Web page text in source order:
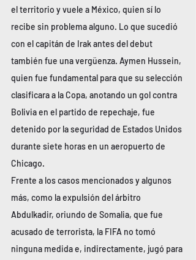
el territorio y vuele a México, quien sí lo
recibe sin problema alguno. Lo que sucedió
con el capitán de Irak antes del debut
también fue una vergüenza. Aymen Hussein,
quien fue fundamental para que su selección
clasificara a la Copa, anotando un gol contra
Bolivia en el partido de repechaje, fue
detenido por la seguridad de Estados Unidos
durante siete horas en un aeropuerto de
Chicago.
Frente a los casos mencionados y algunos
más, como la expulsión del árbitro
Abdulkadir, oriundo de Somalia, que fue
acusado de terrorista, la FIFA no tomó
ninguna medida e, indirectamente, jugó para